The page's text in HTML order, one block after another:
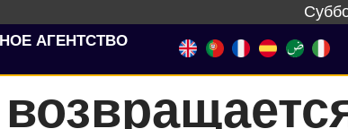
АГЕНТСТВО